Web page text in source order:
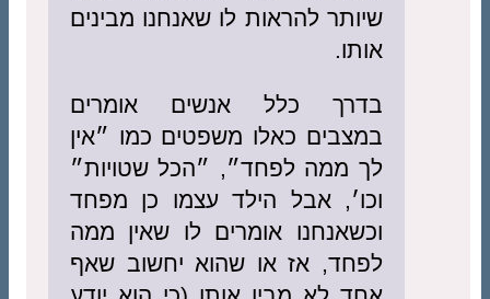
שיותר להראות לו שאנחנו מבינים
אותו.
בדרך כלל אנשים אומרים
במצבים כאלו משפטים כמו ״אין
לך ממה לפחד״, ״הכל שטויות״
וכו׳, אבל הילד עצמו כן מפחד
וכשאנחנו אומרים לו שאין ממה
לפחד, אז או שהוא יחשוב שאף